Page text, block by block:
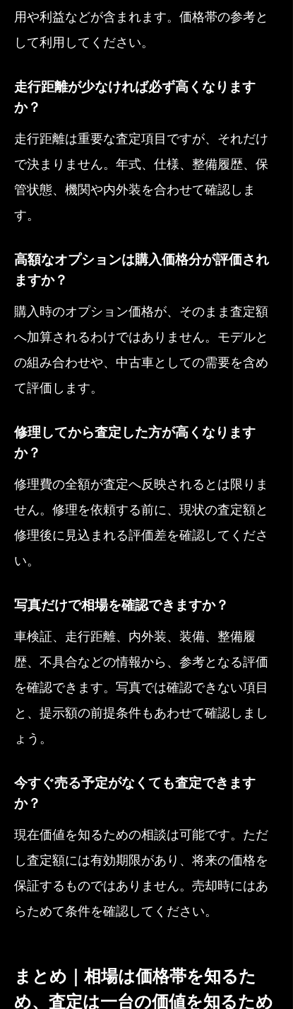
用や利益などが含まれます。価格帯の参考と
して利用してください。
走行距離が少なければ必ず高くなります
か？
走行距離は重要な査定項目ですが、それだけ
で決まりません。年式、仕様、整備履歴、保
管状態、機関や内外装を合わせて確認しま
す。
高額なオプションは購入価格分が評価され
ますか？
購入時のオプション価格が、そのまま査定額
へ加算されるわけではありません。モデルと
の組み合わせや、中古車としての需要を含め
て評価します。
修理してから査定した方が高くなります
か？
修理費の全額が査定へ反映されるとは限りま
せん。修理を依頼する前に、現状の査定額と
修理後に見込まれる評価差を確認してくださ
い。
写真だけで相場を確認できますか？
車検証、走行距離、内外装、装備、整備履
歴、不具合などの情報から、参考となる評価
を確認できます。写真では確認できない項目
と、提示額の前提条件もあわせて確認しまし
ょう。
今すぐ売る予定がなくても査定できます
か？
現在価値を知るための相談は可能です。ただ
し査定額には有効期限があり、将来の価格を
保証するものではありません。売却時にはあ
らためて条件を確認してください。
まとめ｜相場は価格帯を知るた
め、査定は一台の価値を知るため